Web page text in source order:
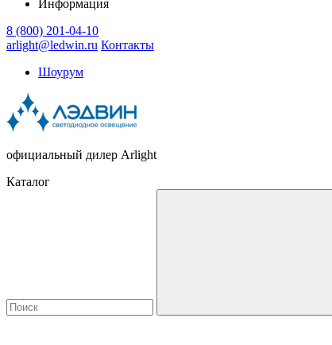
Информация
8 (800) 201-04-10
arlight@ledwin.ru Контакты
Шоурум
официальный дилер Arlight
Каталог